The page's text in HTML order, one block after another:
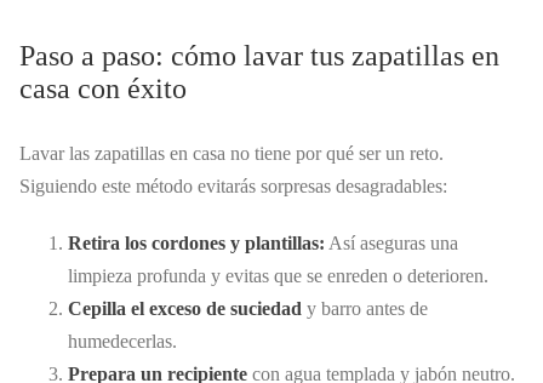
Paso a paso: cómo lavar tus zapatillas en
casa con éxito
Lavar las zapatillas en casa no tiene por qué ser un reto.
Siguiendo este método evitarás sorpresas desagradables:
Retira los cordones y plantillas: Así aseguras una
limpieza profunda y evitas que se enreden o deterioren.
Cepilla el exceso de suciedad y barro antes de
humedecerlas.
Prepara un recipiente con agua templada y jabón neutro.